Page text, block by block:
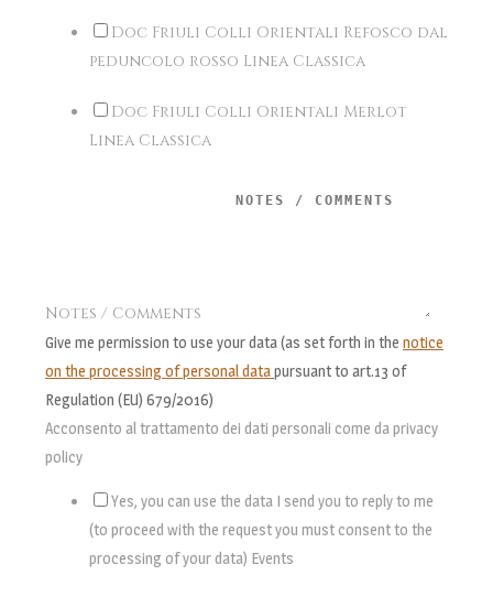
Doc Friuli Colli Orientali Refosco dal
peduncolo rosso Linea Classica
Doc Friuli Colli Orientali Merlot
Linea Classica
Notes / Comments
Give me permission to use your data (as set forth in the notice
on the processing of personal datapursuant to art.13 of
Regulation (EU) 679/2016)
Acconsento al trattamento dei dati personali come da privacy
policy
Yes, you can use the data I send you to reply to me
(to proceed with the request you must consent to the
processing of your data) Events